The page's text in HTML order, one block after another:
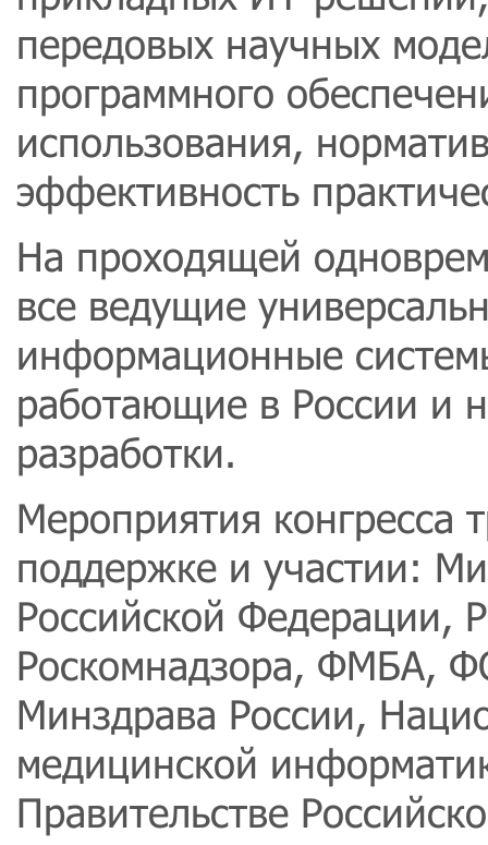
передовых научных
программного
использования,
эффективность
На проходящей
все ведущие
информационные
работающие в России и
разработки.
Мероприятия конгресса
поддержке и участии:
Российской Федерации,
Роскомнадзора,
Минздрава России,
медицинской
Правительстве